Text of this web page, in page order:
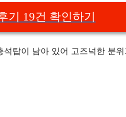
기 19건 확인하기
탑이 남아 있어 고즈넉한 분